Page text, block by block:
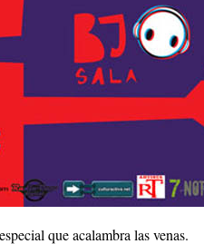
que acalambra las venas.